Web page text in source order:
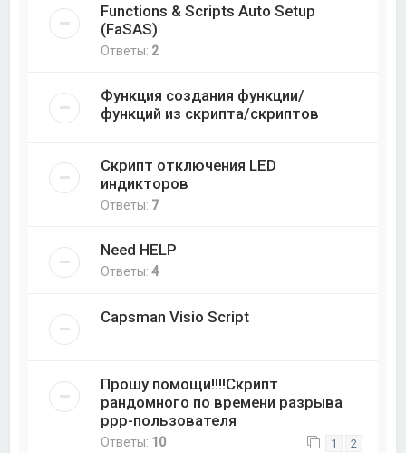
Functions & Scripts Auto Setup
(FaSAS)
Ответы: 2
Функция создания функции/
функций из скрипта/скриптов
Скрипт отключения LED
индикторов
Ответы: 7
Need HELP
Ответы:4
Capsman Visio Script
Прошу помощи!!!!Скрипт
рандомного по времени разрыва
ppp-пользователя
Ответы: 10 1 2